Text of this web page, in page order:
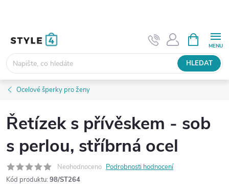
HLEDAT
NÁKUPNÍ
KOŠÍK
Ocelové šperky pro ženy
Řetízek s přívěskem - sob
s perlou, stříbrná ocel
Neohodnoceno Podrobnosti hodnocení
Kód produktu: 98/ST264